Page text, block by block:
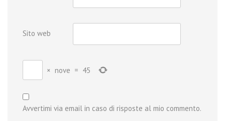
Sito web
× nove = 45
Avvertimi via email in caso di risposte al mio commento.